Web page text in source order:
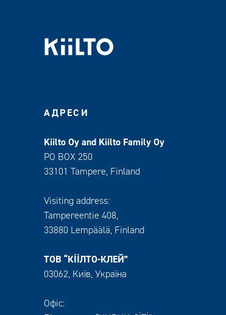
АДРЕСИ
Kiilto Oy and Kiilto Family Oy
PO BOX 250
33101 Tampere, Finland
Visiting address:
Tampereentie 408,
33880 Lempäälä, Finland
ТОВ “КІІЛТО-КЛЕЙ”
03062, Київ, Україна
Офіс: